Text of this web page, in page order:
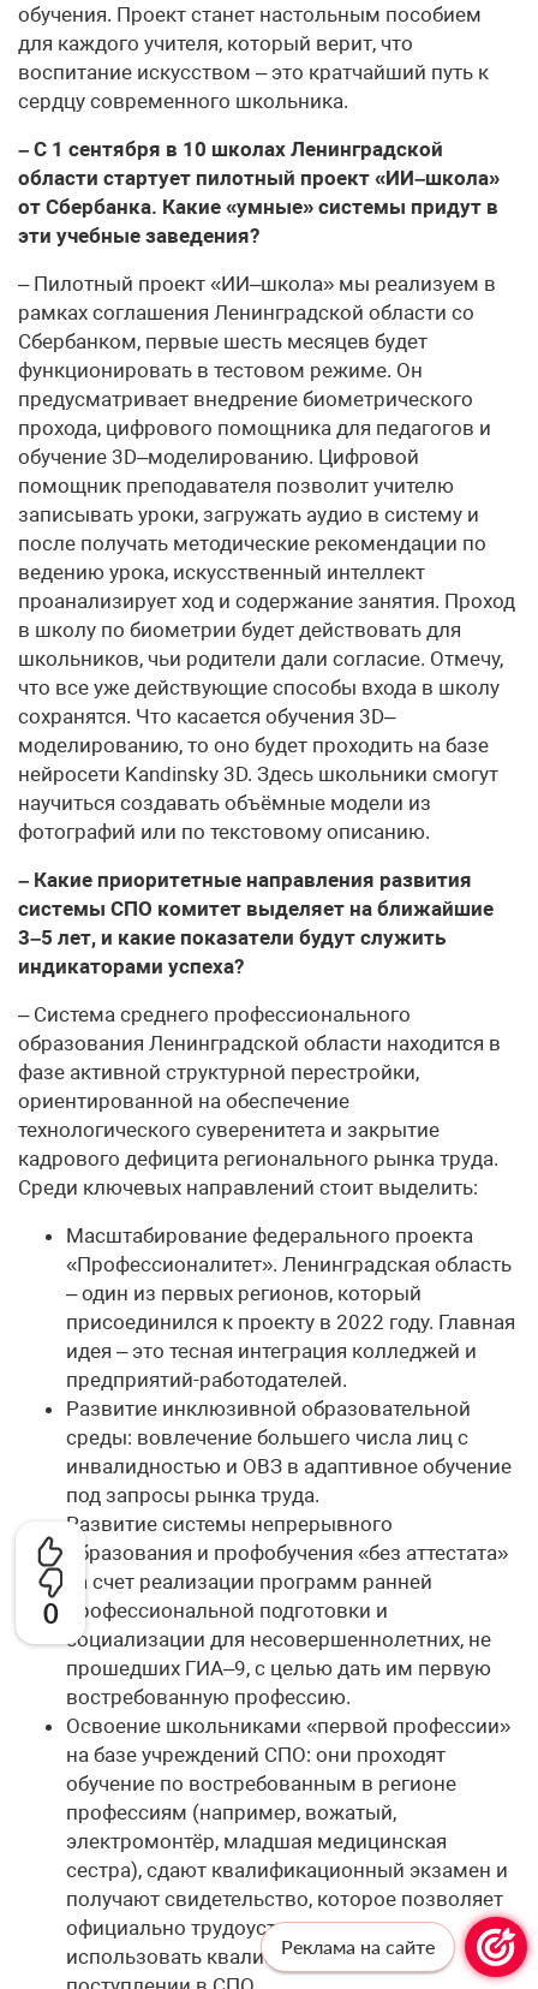
0
обучения. Проект станет настольным пособием
для каждого учителя, который верит, что
воспитание искусством – это кратчайший путь к
сердцу современного школьника.
– С 1 сентября в 10 школах Ленинградской
области стартует пилотный проект «ИИ–школа»
от Сбербанка. Какие «умные» системы придут в
эти учебные заведения?
– Пилотный проект «ИИ–школа» мы реализуем в
рамках соглашения Ленинградской области со
Сбербанком, первые шесть месяцев будет
функционировать в тестовом режиме. Он
предусматривает внедрение биометрического
прохода, цифрового помощника для педагогов и
обучение 3D–моделированию. Цифровой
помощник преподавателя позволит учителю
записывать уроки, загружать аудио в систему и
после получать методические рекомендации по
ведению урока, искусственный интеллект
проанализирует ход и содержание занятия. Проход
в школу по биометрии будет действовать для
школьников, чьи родители дали согласие. Отмечу,
что все уже действующие способы входа в школу
сохранятся. Что касается обучения 3D–
моделированию, то оно будет проходить на базе
нейросети Kandinsky 3D. Здесь школьники смогут
научиться создавать объёмные модели из
фотографий или по текстовому описанию.
– Какие приоритетные направления развития
системы СПО комитет выделяет на ближайшие
3–5 лет, и какие показатели будут служить
индикаторами успеха?
– Система среднего профессионального
образования Ленинградской области находится в
фазе активной структурной перестройки,
ориентированной на обеспечение
технологического суверенитета и закрытие
кадрового дефицита регионального рынка труда.
Среди ключевых направлений стоит выделить:
Масштабирование федерального проекта
«Профессионалитет». Ленинградская область
– один из первых регионов, который
присоединился к проекту в 2022 году. Главная
идея – это тесная интеграция колледжей и
предприятий-работодателей.
Развитие инклюзивной образовательной
среды: вовлечение большего числа лиц с
инвалидностью и ОВЗ в адаптивное обучение
под запросы рынка труда.
Развитие системы непрерывного
образования и профобучения «без аттестата»
за счет реализации программ ранней
профессиональной подготовки и
социализации для несовершеннолетних, не
прошедших ГИА–9, с целью дать им первую
востребованную профессию.
Освоение школьниками «первой профессии»
на базе учреждений СПО: они проходят
обучение по востребованным в регионе
профессиям (например, вожатый,
электромонтёр, младшая медицинская
сестра), сдают квалификационный экзамен и
получают свидетельство, которое позволяет
официально трудоустроиться или
использовать квалификацию при
Реклама на сайте